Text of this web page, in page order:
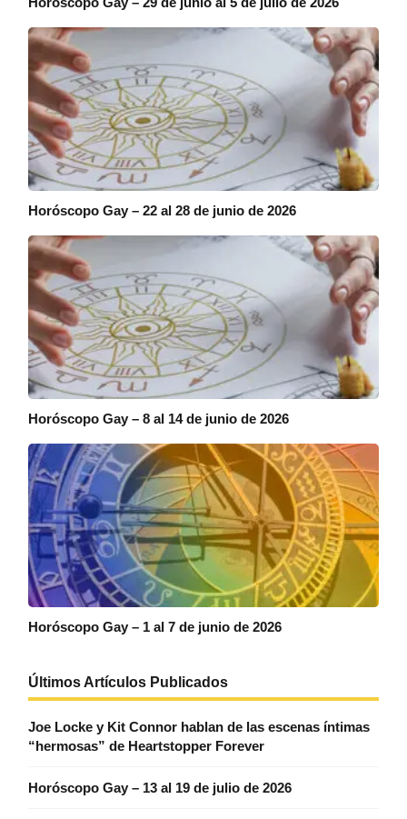
Horóscopo Gay – 22 al 28 de junio de 2026
Horóscopo Gay – 8 al 14 de junio de 2026
Horóscopo Gay – 1 al 7 de junio de 2026
Últimos Artículos Publicados
Joe Locke y Kit Connor hablan de las escenas íntimas
“hermosas” de Heartstopper Forever
Horóscopo Gay – 13 al 19 de julio de 2026